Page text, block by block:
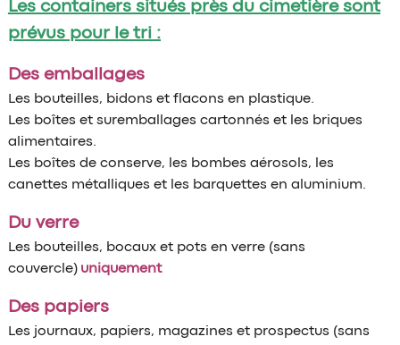
Les containers situés près du cimetière sont
prévus pour le tri :
Des emballages
Les bouteilles, bidons et flacons en plastique.
Les boîtes et suremballages cartonnés et les briques
alimentaires.
Les boîtes de conserve, les bombes aérosols, les
canettes métalliques et les barquettes en aluminium.
Du verre
Les bouteilles, bocaux et pots en verre (sans
couvercle) uniquement
Des papiers
Les journaux, papiers, magazines et prospectus (sans